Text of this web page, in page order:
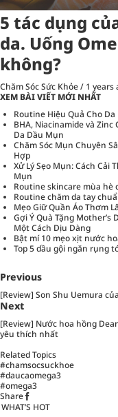
5 tác dụng
da. Uống
không?
Chăm Sóc Sức Khỏe/ 1 years
XEM BÀI VIẾT MỚI NHẤT
Routine Hiệu Quả Cho
BHA, Niacinamide và Zinc
Da Dầu Mụn
Chăm Sóc Mụn Chuyên
Hợp
Xử Lý Sẹo Mụn: Cách Cải
Mụn
Routine skincare mùa hè
Routine chăm da tay
Mẹo Giữ Quần Áo Thơm
Gợi Ý Quà Tặng Mother’s
Một Cách Dịu Dàng
Bật mí 10 mẹo xịt nước
Top 5 dầu gội ngăn rụng
Previous
[Review] Son Shu Uemura
Next
[Review] Nước hoa hồng
yêu thích nhất
Related Topics
#chamsocsuckhoe
#daucaomega3
#omega3
Share
WHAT’S HOT